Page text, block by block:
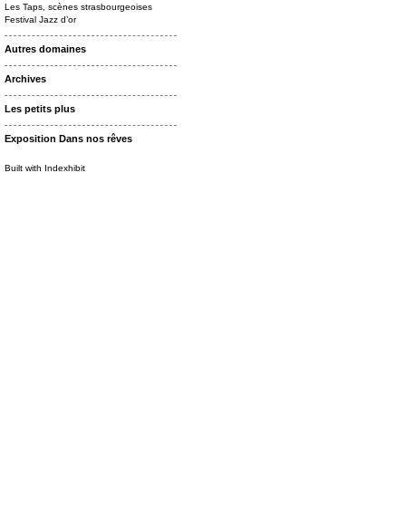
Les Taps, scènes strasbourgeoises
Festival Jazz d’or
Autres domaines
Archives
Les petits plus
Exposition Dans nos rêves
Built with Indexhibit